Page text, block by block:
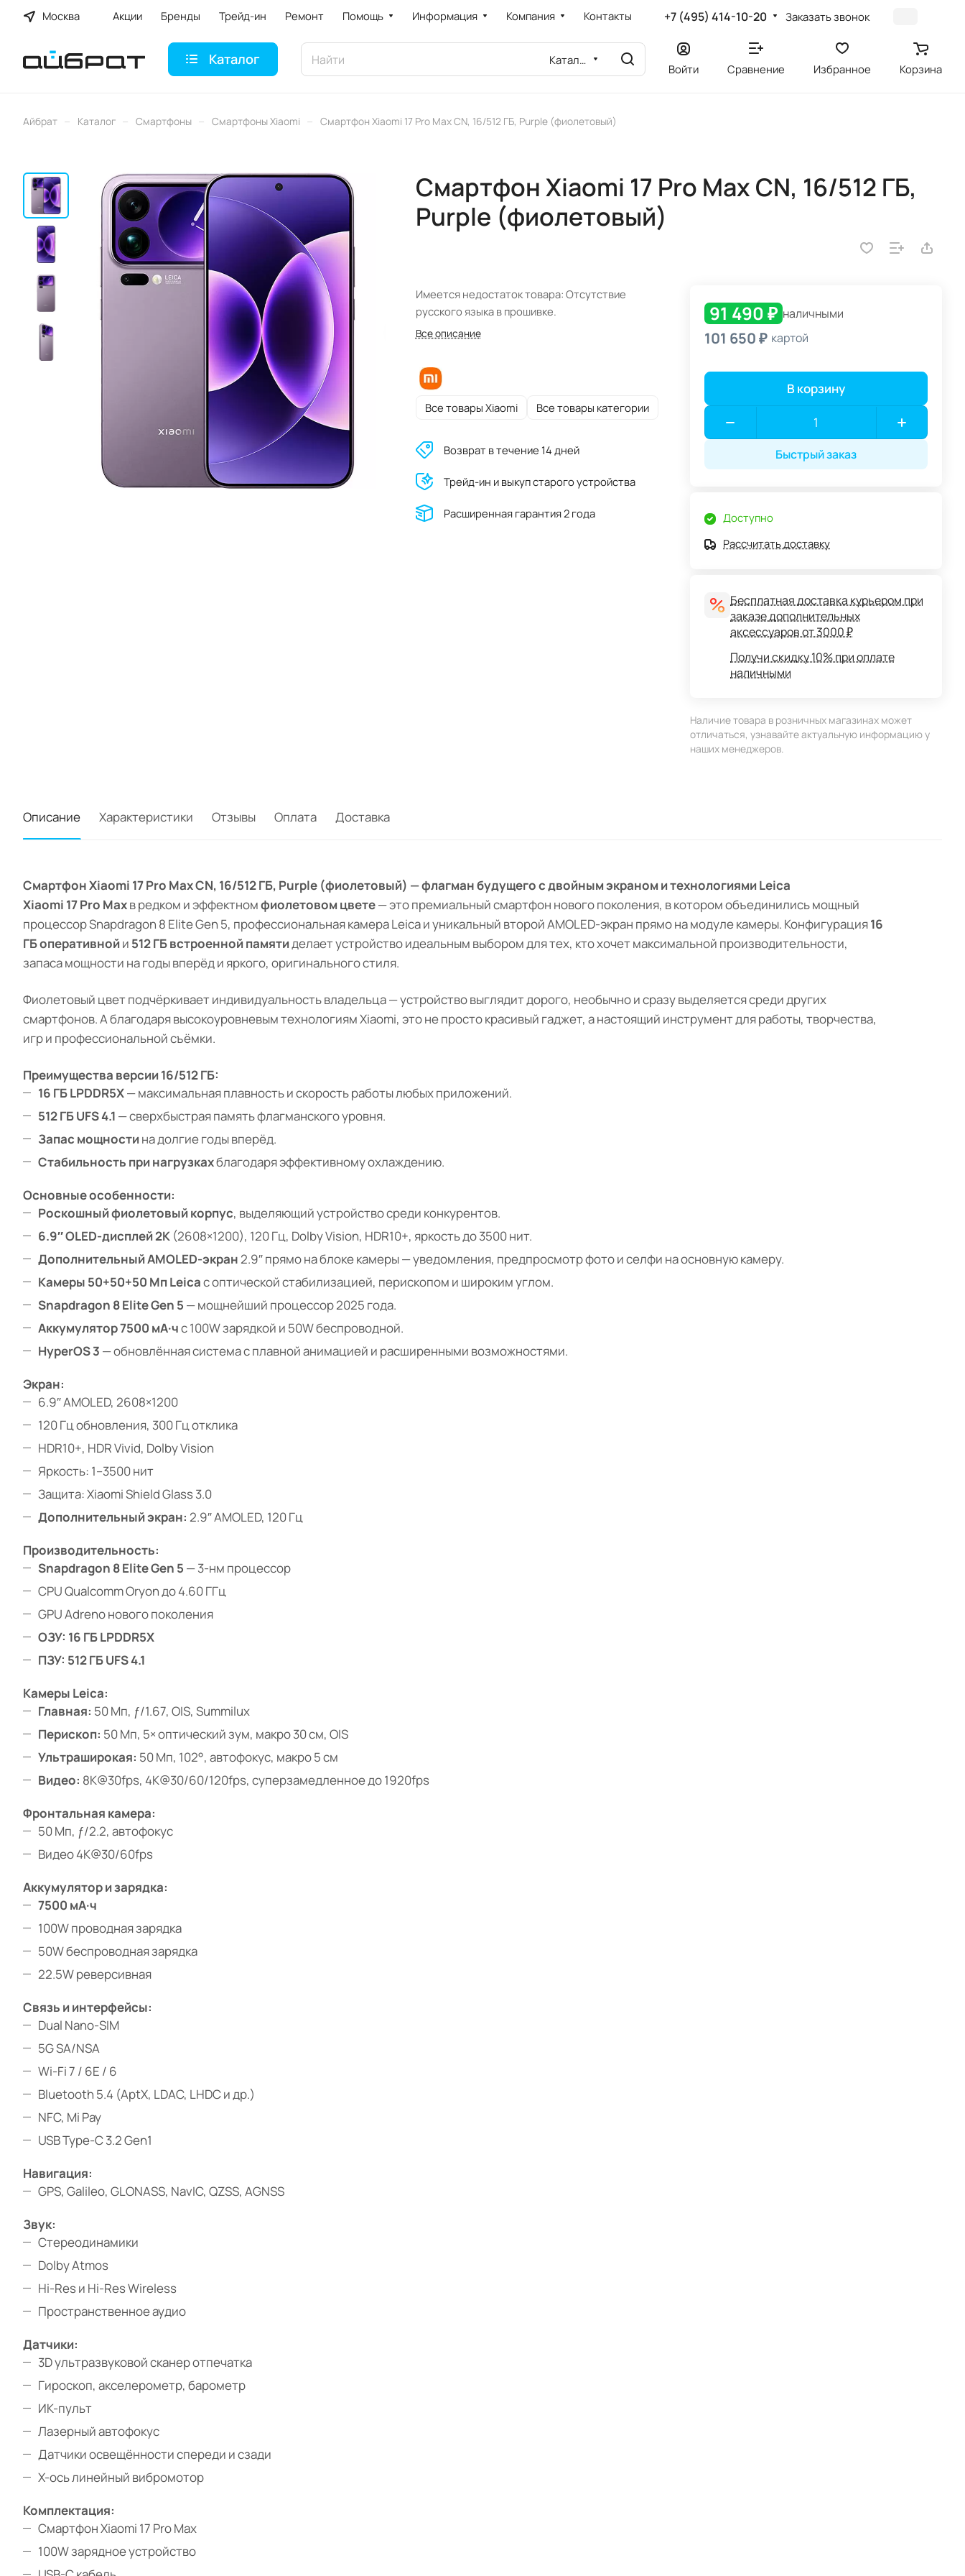
Москва Акции Бренды Трейд-ин Ремонт Помощь Информация Компания Контакты +7 (495) 414-10-20 Заказать звонок
Каталог Каталог
Войти Сравнение Избранное Корзина
Айбрат – Каталог – Смартфоны – Смартфоны Xiaomi – Смартфон Xiaomi 17 Pro Max CN, 16/512 ГБ, Purple (фиолетовый)
Смартфон Xiaomi 17 Pro Max CN, 16/512 ГБ,
Purple (фиолетовый)
Имеется недостаток товара: Отсутствие
русского языка в прошивке.
Все описание
Все товары Xiaomi Все товары категории
Возврат в течение 14 дней
Трейд-ин и выкуп старого устройства
Расширенная гарантия 2 года
91 490 ₽ наличными
101 650 ₽ картой
В корзину
Быстрый заказ
Доступно
Рассчитать доставку
Бесплатная доставка курьером при
заказе дополнительных
аксессуаров от 3000 ₽
Получи скидку 10% при оплате
наличными
Наличие товара в розничных магазинах может
отличаться, узнавайте актуальную информацию у
наших менеджеров.
Описание Характеристики Отзывы Оплата Доставка
Смартфон Xiaomi 17 Pro Max CN, 16/512 ГБ, Purple (фиолетовый) — флагман будущего с двойным экраном и технологиями Leica
Xiaomi 17 Pro Maxв редком и эффектномфиолетовом цвете— это премиальный смартфон нового поколения, в котором объединились мощный
процессор Snapdragon 8 Elite Gen 5, профессиональная камера Leica и уникальный второй AMOLED-экран прямо на модуле камеры. Конфигурация16
ГБ оперативнойи 512 ГБ встроенной памятиделает устройство идеальным выбором для тех, кто хочет максимальной производительности,
запаса мощности на годы вперёд и яркого, оригинального стиля.
Фиолетовый цвет подчёркивает индивидуальность владельца — устройство выглядит дорого, необычно и сразу выделяется среди других
смартфонов. А благодаря высокоуровневым технологиям Xiaomi, это не просто красивый гаджет, а настоящий инструмент для работы, творчества,
игр и профессиональной съёмки.
Преимущества версии 16/512 ГБ:
16 ГБ LPDDR5X— максимальная плавность и скорость работы любых приложений.
512 ГБ UFS 4.1 — сверхбыстрая память флагманского уровня.
Запас мощностина долгие годы вперёд.
Стабильность при нагрузкахблагодаря эффективному охлаждению.
Основные особенности:
Роскошный фиолетовый корпус, выделяющий устройство среди конкурентов.
6.9″ OLED-дисплей 2K (2608×1200), 120 Гц, Dolby Vision, HDR10+, яркость до 3500 нит.
Дополнительный AMOLED-экран2.9″ прямо на блоке камеры — уведомления, предпросмотр фото и селфи на основную камеру.
Камеры 50+50+50 Мп Leicaс оптической стабилизацией, перископом и широким углом.
Snapdragon 8 Elite Gen 5 — мощнейший процессор 2025 года.
Аккумулятор 7500 мА·чс 100W зарядкой и 50W беспроводной.
HyperOS 3 — обновлённая система с плавной анимацией и расширенными возможностями.
Экран:
6.9″ AMOLED, 2608×1200
120 Гц обновления, 300 Гц отклика
HDR10+, HDR Vivid, Dolby Vision
Яркость: 1–3500 нит
Защита: Xiaomi Shield Glass 3.0
Дополнительный экран: 2.9″ AMOLED, 120 Гц
Производительность:
Snapdragon 8 Elite Gen 5 — 3-нм процессор
CPU Qualcomm Oryon до 4.60 ГГц
GPU Adreno нового поколения
ОЗУ: 16 ГБ LPDDR5X
ПЗУ: 512 ГБ UFS 4.1
Камеры Leica:
Главная: 50 Мп, ƒ/1.67, OIS, Summilux
Перископ: 50 Мп, 5× оптический зум, макро 30 см, OIS
Ультраширокая: 50 Мп, 102°, автофокус, макро 5 см
Видео: 8K@30fps, 4K@30/60/120fps, суперзамедленное до 1920fps
Фронтальная камера:
50 Мп, ƒ/2.2, автофокус
Видео 4K@30/60fps
Аккумулятор и зарядка:
7500 мА·ч
100W проводная зарядка
50W беспроводная зарядка
22.5W реверсивная
Связь и интерфейсы:
Dual Nano-SIM
5G SA/NSA
Wi-Fi 7 / 6E / 6
Bluetooth 5.4 (AptX, LDAC, LHDC и др.)
NFC, Mi Pay
USB Type-C 3.2 Gen1
Навигация:
GPS, Galileo, GLONASS, NavIC, QZSS, AGNSS
Звук:
Стереодинамики
Dolby Atmos
Hi-Res и Hi-Res Wireless
Пространственное аудио
Датчики:
3D ультразвуковой сканер отпечатка
Гироскоп, акселерометр, барометр
ИК-пульт
Лазерный автофокус
Датчики освещённости спереди и сзади
X-ось линейный вибромотор
Комплектация:
Смартфон Xiaomi 17 Pro Max
100W зарядное устройство